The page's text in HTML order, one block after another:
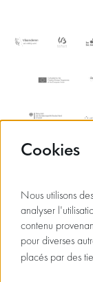
Cookies
Nous utilisons
analyser
contenu
pour diverses
placés par des